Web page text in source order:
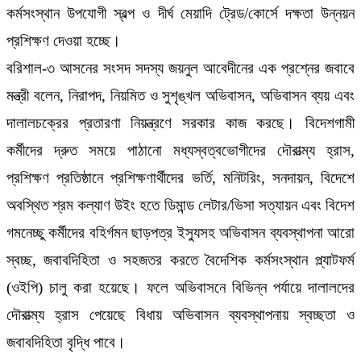
কর্মসংস্থান উপযোগী স্বল্প ও দীর্ঘ মেয়াদি ট্রেড/কোর্সে দক্ষতা উন্নয়ন
প্রশিক্ষণ দেওয়া হচ্ছে।
বরিশাল-৩ আসনের সংসদ সদস্য জয়নুল আবেদীনের এক প্রশ্নের জবাবে
মন্ত্রী বলেন, নিরাপদ, নিয়মিত ও সুশৃঙ্খল অভিবাসন, অভিবাসন ব্যয় এবং
দালালচক্রের প্রতারণা নিয়ন্ত্রণে সরকার কাজ করছে। বিদেশগামী
কর্মীদের দ্রুত সময়ে পাঠানো মধ্যস্বত্বভোগীদের দৌরাত্ম্য হ্রাস,
প্রশিক্ষণ প্রতিষ্ঠানে প্রশিক্ষণার্থীদের ভর্তি, মনিটরিং, সনদায়ন, বিদেশে
অবস্থিত শ্রম কল্যাণ উইং হতে ডিমান্ড লেটার/ভিসা সত্যায়ন এবং বিদেশ
গমনেচ্ছু কর্মীদের বহির্গমন ছাড়পত্র ইস্যুসহ অভিবাসন ব্যবস্থাপনা আরো
স্বচ্ছ, জবাবদিহিতা ও সহজতর করতে বৈদেশিক কর্মসংস্থান প্ল্যাটফর্ম
(ওইপি) চালু করা হয়েছে। ফলে অভিবাসনে বিভিন্ন পর্যায়ে দালালদের
দৌরাত্ম্য হ্রাস পেয়েছে বিধায় অভিবাসন ব্যবস্থাপনায় স্বচ্ছতা ও
জবাবদিহিতা বৃদ্ধি পাবে।